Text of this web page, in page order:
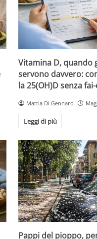
Vitamina D, quando
servono davvero:
la 25(OH)D senza
Mattia Di Gennaro
Leggi di più
Pappi del pioppo,